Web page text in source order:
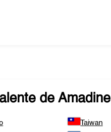
deAmadine
Taiwan